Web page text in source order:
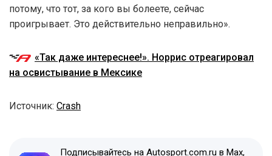
потому, что тот, за кого вы болеете, сейчас
проигрывает. Это действительно неправильно».
«Так даже интереснее!». Норрис отреагировал
на освистывание в Мексике
Источник: Crash
Подписывайтесь на Autosport.com.ru в Max,